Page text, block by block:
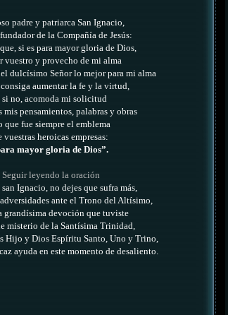
padre y patriarca San Ignacio,
de la Compañía de Jesús:
si es para mayor gloria de Dios,
vuestro y provecho de mi alma
dulcísimo Señor lo mejor para mi alma
aumentar la fe y la virtud,
si no, acomoda mi solicitud
mis pensamientos, palabras y obras
que fue siempre el emblema
vuestras heroicas empresas:
mayor gloria de Dios”.
Seguir leyendo la oración
Ignacio, no dejes que sufra más,
ante el Trono del Altísimo,
grandísima devoción que tuviste
misterio de la Santísima Trinidad,
Hijo y Dios Espíritu Santo, Uno y Trino,
ayuda en este momento de desaliento.